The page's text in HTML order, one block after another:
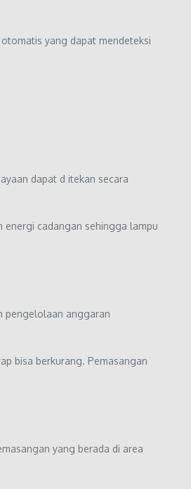
yang dapat mendeteksi
dapat d itekan secara
energi cadangan sehingga lampu
pengelolaan anggaran
bisa berkurang. Pemasangan
yang berada di area